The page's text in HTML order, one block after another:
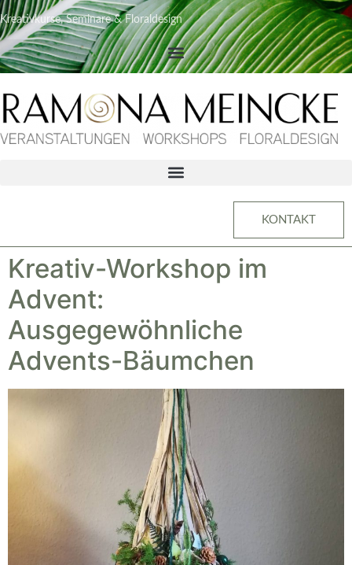
Kreativkurse, Seminare & Floraldesign
KONTAKT
Kreativ-Workshop im
Advent:
Ausgegewöhnliche
Advents-Bäumchen